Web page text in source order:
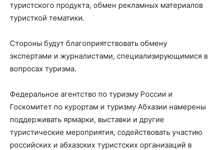
туристского продукта, обмен рекламных материалов
туристкой тематики.
Стороны будут благоприятствовать обмену
экспертами и журналистами, специализирующимися в
вопросах туризма.
Федеральное агентство по туризму России и
Госкомитет по курортам и туризму Абхазии намерены
поддерживать ярмарки, выставки и другие
туристические мероприятия, содействовать участию
российских и абхазских туристских организаций в